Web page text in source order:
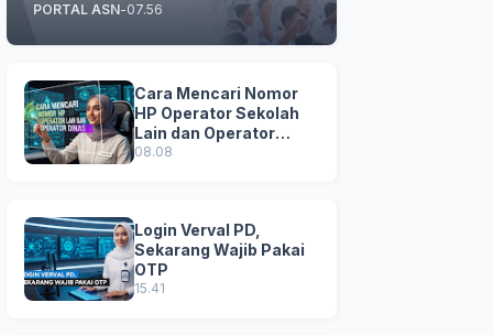
asmen.go.id
PORTAL ASN-07.56
Cara Mencari Nomor
HP Operator Sekolah
Lain dan Operator
Dinas di SDM Data
08.08
Login Verval PD,
Sekarang Wajib Pakai
OTP
15.41